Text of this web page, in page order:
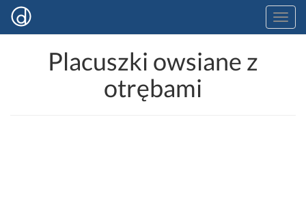
Placuszki owsiane z
otrębami